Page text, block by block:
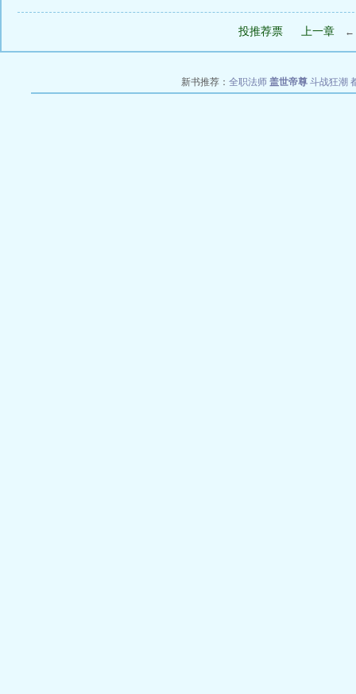
投推荐票 上一章 ←
新书推荐： 全职法师 盖世帝尊 斗战狂潮